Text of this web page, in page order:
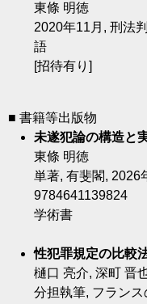
東條 明徳
2020年11月, 刑法
語
[招待有り]
■ 書籍等出版物
未遂犯論の構造と
東條 明徳
単著, 有斐閣, 2026
9784641139824
学術書
性犯罪規定の比較
樋口 亮介, 深町 晋
分担執筆, フラン